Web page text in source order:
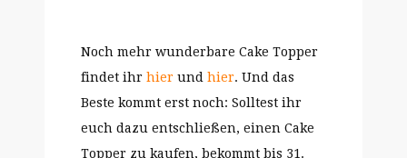
Noch mehr wunderbare Cake Topper
findet ihr hier und hier. Und das
Beste kommt erst noch: Solltest ihr
euch dazu entschließen, einen Cake
Topper zu kaufen, bekommt bis 31.